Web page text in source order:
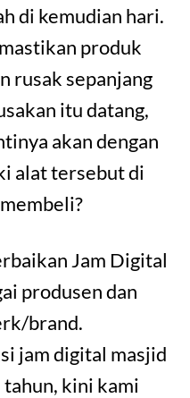
di kemudian hari.
produk
rusak sepanjang
itu datang,
akan dengan
alat tersebut di
Jam Digital
produsen dan
brand.
jam digital masjid
kini kami